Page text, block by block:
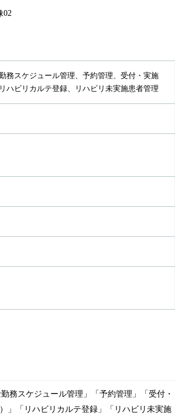
務スケジュール管理、予約管理、受付・実施
ハビリカルテ登録、リハビリ未実施患者管理
務スケジュール管理」「予約管理」「受付・
」「リハビリカルテ登録」「リハビリ未実施